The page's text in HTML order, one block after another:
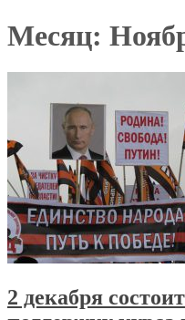
Месяц:
2 декабря